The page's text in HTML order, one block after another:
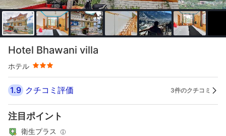
Hotel Bhawani villa
ホテル
星評価 3つ星
1.9 クチコミ評価 3件のクチコミ
注目ポイント
衛生プラス